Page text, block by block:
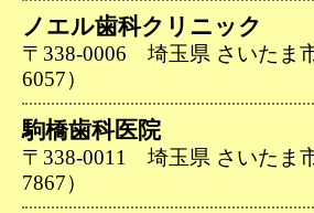
ノエル歯科クリニック
〒338-0006 埼玉県 さいたま
6057）
駒橋歯科医院
〒338-0011 埼玉県 さいたま
7867）